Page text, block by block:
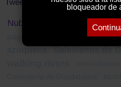
bloqueador de
Tweets by ElDecanodeGuad1
Nube de Tags
Feria